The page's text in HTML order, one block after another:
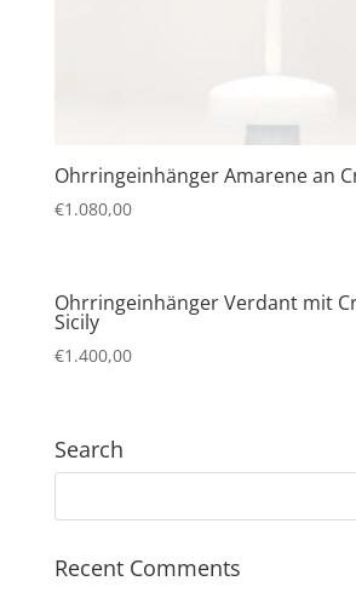
Ohrringeinhänger Amarene an
€1.080,00
Ohrringeinhänger Verdant mit
Sicily
€1.400,00
Search
Recent Comments